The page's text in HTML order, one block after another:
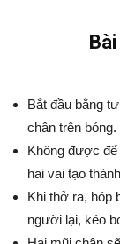
Bắt đầu bằng
chân trên bóng.
Không được
hai vai tạo
Khi thở ra, hóp
người lại, kéo